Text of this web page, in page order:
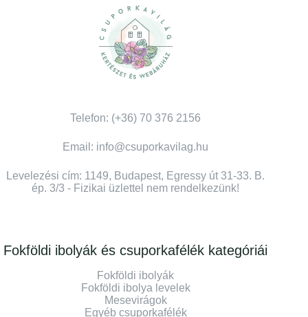
Telefon: (+36) 70 376 2156
Email: info@csuporkavilag.hu
Levelezési cím: 1149, Budapest, Egressy út 31-33. B.
ép. 3/3 - Fizikai üzlettel nem rendelkezünk!
Fokföldi ibolyák és csuporkafélék kategóriái
Fokföldi ibolyák
Fokföldi ibolya levelek
Mesevirágok
Egyéb csuporkafélék